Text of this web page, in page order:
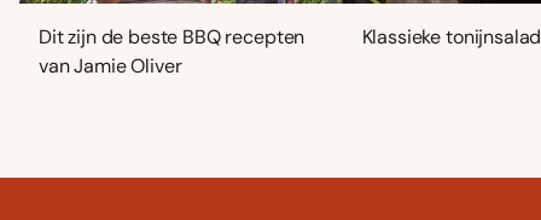
Dit zijn de beste BBQ recepten
van Jamie Oliver
Klassieke